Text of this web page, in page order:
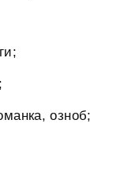
озноб;